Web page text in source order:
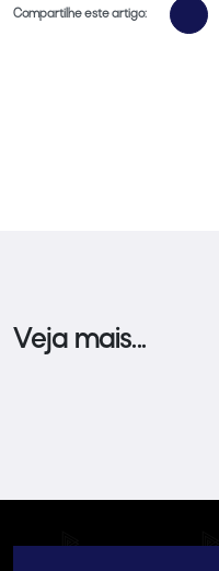
Compartilhe este artigo:
Veja mais...